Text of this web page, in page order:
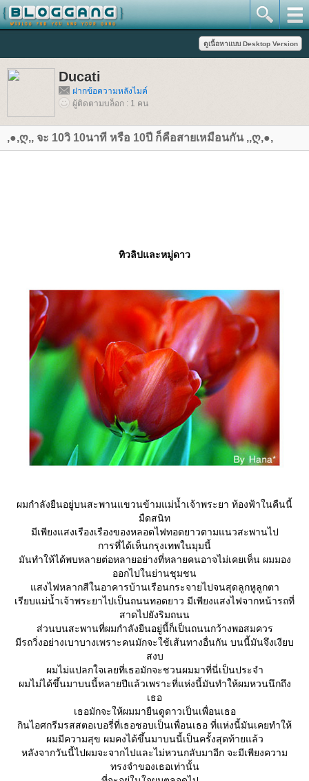
Ducati
ฝากข้อความหลังไมค์
ผู้ติดตามบล็อก : 1 คน
,●,ღ,, จะ 10วิ 10นาที หรือ 10ปี ก็คือสายเหมือนกัน ,,ღ,●,
ทิวลิปและหมู่ดาว
ผมกำลังยืนอยู่บนสะพานแขวนข้ามแม่น้ำเจ้าพระยา ท้องฟ้าในคืนนี้
มืดสนิท
มีเพียงแสงเรืองเรืองของหลอดไฟทอดยาวตามแนวสะพานไป
การที่ได้เห็นกรุงเทพในมุมนี้
มันทำให้ได้พบหลายต่อหลายอย่างที่หลายคนอาจไม่เคยเห็น ผมมอง
ออกไปในย่านชุมชน
สงไฟหลากสีในอาคารบ้านเรือนกระจายไปจนสุดลูกหูลูกตา
เรียบแม่น้ำเจ้าพระยาไปเป็นถนนทอดยาว มีเพียงแสงไฟจากหน้ารถที่
สาดไปยังริมถนน
ส่วนบนสะพานที่ผมกำลังยืนอยู่นี้ก็เป็นถนนกว้างพอสมควร
มีรถวิ่งอย่างเบาบางเพราะคนมักจะใช้เส้นทางอื่นกัน บนนี้มันจึงเงียบ
สงบ
ผมไม่แปลกใจเลยที่เธอมักจะชวนผมมาที่นี่เป็นประจำ
ผมไม่ได้ขึ้นมาบนนี้หลายปีแล้วเพราะที่แห่งนี้มันทำให้ผมหวนนึกถึง
เธอ
เธอมักจะให้ผมมายืนดูดาวเป็นเพื่อนเธอ
กินไอศกรีมรสสตอเบอรี่ที่เธอชอบเป็นเพื่อนเธอ ที่แห่งนี้มันเคยทำให้
ผมมีความสุข ผมคงได้ขึ้นมาบนนี้เป็นครั้งสุดท้ายแล้ว
หลังจากวันนี้ไปผมจะจากไปและไม่หวนกลับมาอีก จะมีเพียงความ
ทรงจำของเธอเท่านั้น